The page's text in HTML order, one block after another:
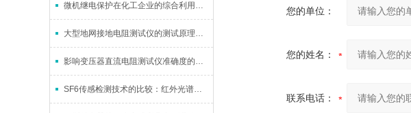
微机继电保护在化工企业的综合利用和研究
大型地网接地电阻测试仪的测试原理和使用注意事项
影响变压器直流电阻测试仪准确度的因素有哪些？
SF6传感检测技术的比较：红外光谱吸收技术
您的单位：
您的姓名：
联系电话：